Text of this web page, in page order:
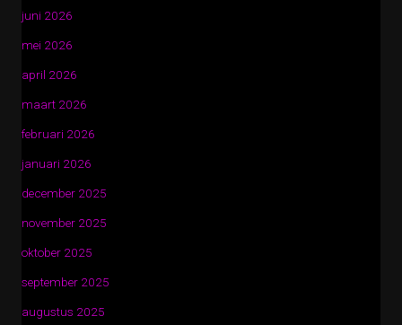
juni 2026
mei 2026
april 2026
maart 2026
februari 2026
januari 2026
december 2025
november 2025
oktober 2025
september 2025
augustus 2025